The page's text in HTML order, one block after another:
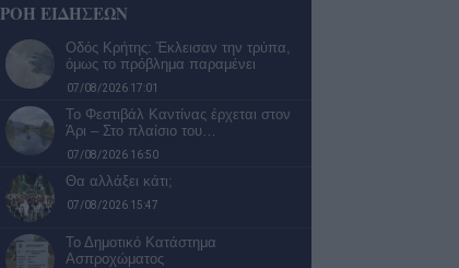
ΡΟΗ ΕΙΔΗΣΕΩΝ
Οδός Κρήτης: Έκλεισαν την τρύπα,
όμως το πρόβλημα παραμένει
07/08/2026 17:01
Το Φεστιβάλ Καντίνας έρχεται στον
Άρι – Στο πλαίσιο του…
07/08/2026 16:50
Θα αλλάξει κάτι;
07/08/2026 15:47
Το Δημοτικό Κατάστημα
Ασπροχώματος